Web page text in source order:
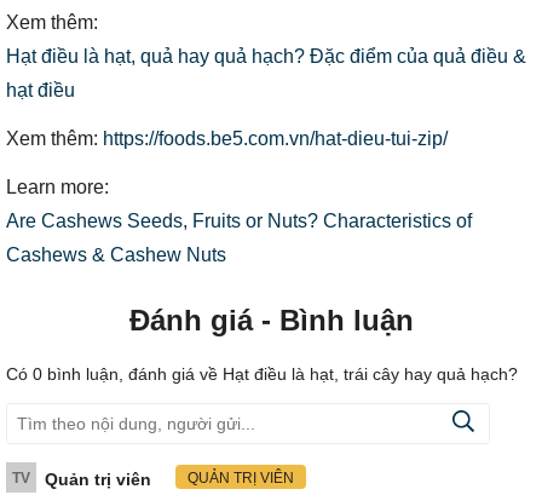
Xem thêm:
Hạt điều là hạt, quả hay quả hạch? Đặc điểm của quả điều &
hạt điều
Xem thêm: https://foods.be5.com.vn/hat-dieu-tui-zip/
Learn more:
Are Cashews Seeds, Fruits or Nuts? Characteristics of
Cashews & Cashew Nuts
Đánh giá - Bình luận
Có 0 bình luận, đánh giá về Hạt điều là hạt, trái cây hay quả hạch?
TV Quản trị viên QUẢN TRỊ VIÊN